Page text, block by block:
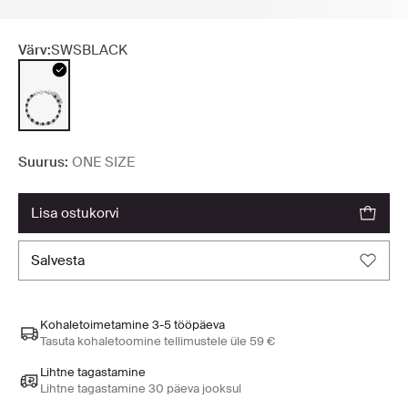
Värv:SWSBLACK
Suurus: ONE SIZE
lisa ostukorvi
salvesta
Kohaletoimetamine 3-5 tööpäeva
Tasuta kohaletoomine tellimustele üle 59 €
Lihtne tagastamine
Lihtne tagastamine 30 päeva jooksul